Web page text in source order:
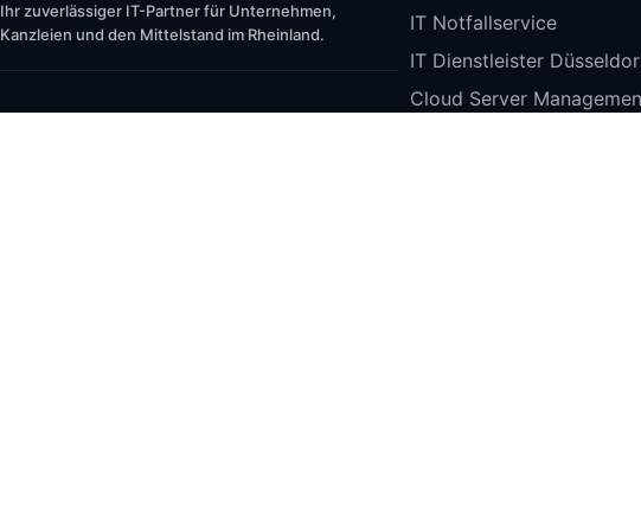
Ihr zuverlässiger IT-Partner für Unternehmen,
Kanzleien und den Mittelstand im Rheinland.
IT Notfallservice
IT Dienstleister
Cloud Server